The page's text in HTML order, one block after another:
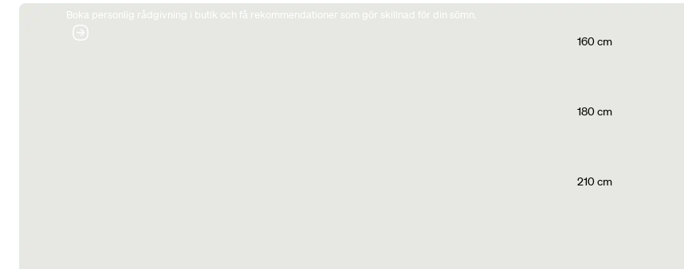
Boka personlig rådgivning i butik och få rekommendationer som gör skillnad för din sömn.
160 cm
180 cm
210 cm